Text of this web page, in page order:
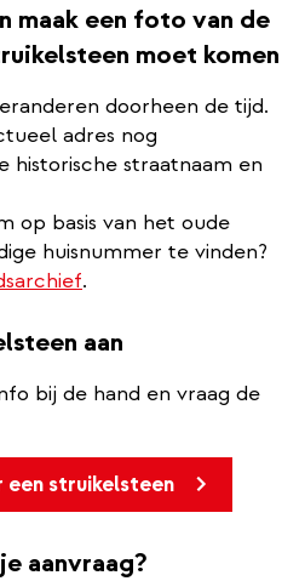
maak een foto van de
moet komen
doorheen de tijd.
adres nog
historische straatnaam en
op basis van het oude
huisnummer te vinden?
.
aan
bij de hand en vraag de
struikelsteen
aanvraag?